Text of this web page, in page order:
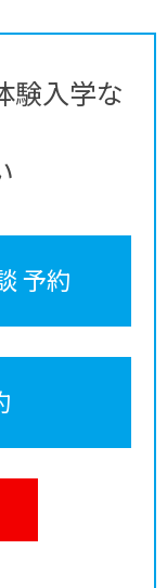
験入学な
予約